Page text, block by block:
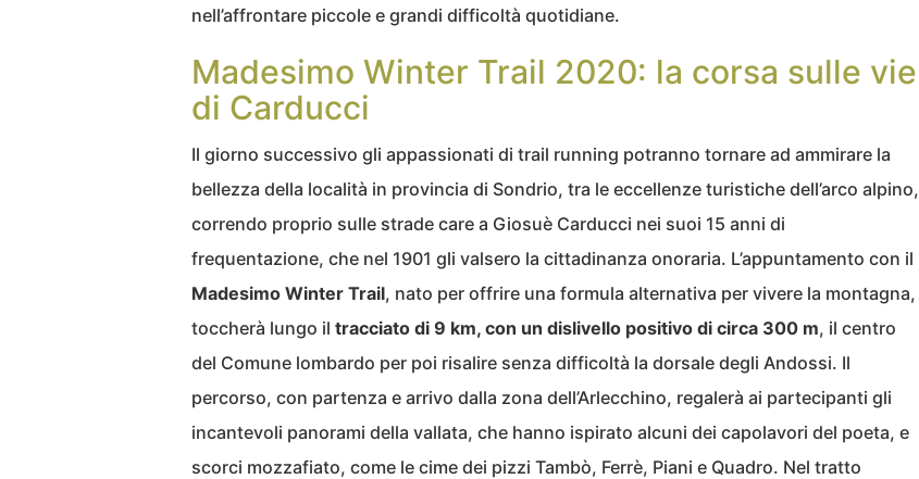
nell’affrontare piccole e grandi difficoltà quotidiane.
Madesimo Winter Trail 2020: la corsa sulle vie
di Carducci
Il giorno successivo gli appassionati di trail running potranno tornare ad ammirare la
bellezza della località in provincia di Sondrio, tra le eccellenze turistiche dell’arco alpino,
correndo proprio sulle strade care a Giosuè Carducci nei suoi 15 anni di
frequentazione, che nel 1901 gli valsero la cittadinanza onoraria. L’appuntamento con il
Madesimo Winter Trail, nato per offrire una formula alternativa per vivere la montagna,
toccherà lungo il tracciato di 9 km, con un dislivello positivo di circa 300 m, il centro
del Comune lombardo per poi risalire senza difficoltà la dorsale degli Andossi. Il
percorso, con partenza e arrivo dalla zona dell’Arlecchino, regalerà ai partecipanti gli
incantevoli panorami della vallata, che hanno ispirato alcuni dei capolavori del poeta, e
scorci mozzafiato, come le cime dei pizzi Tambò, Ferrè, Piani e Quadro. Nel tratto